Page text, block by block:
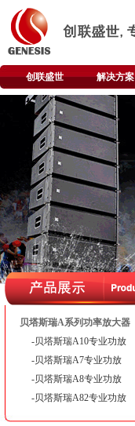
创联盛世 解决方案
贝塔斯瑞A系列功率放大器
-贝塔斯瑞A10专业功放
-贝塔斯瑞A7专业功放
-贝塔斯瑞A8专业功放
-贝塔斯瑞A82专业功放